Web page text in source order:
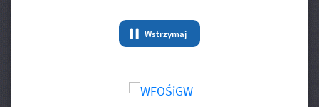
Wstrzymaj
animację Banery/Logo